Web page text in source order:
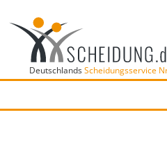
DeutschlandsScheidungsservice